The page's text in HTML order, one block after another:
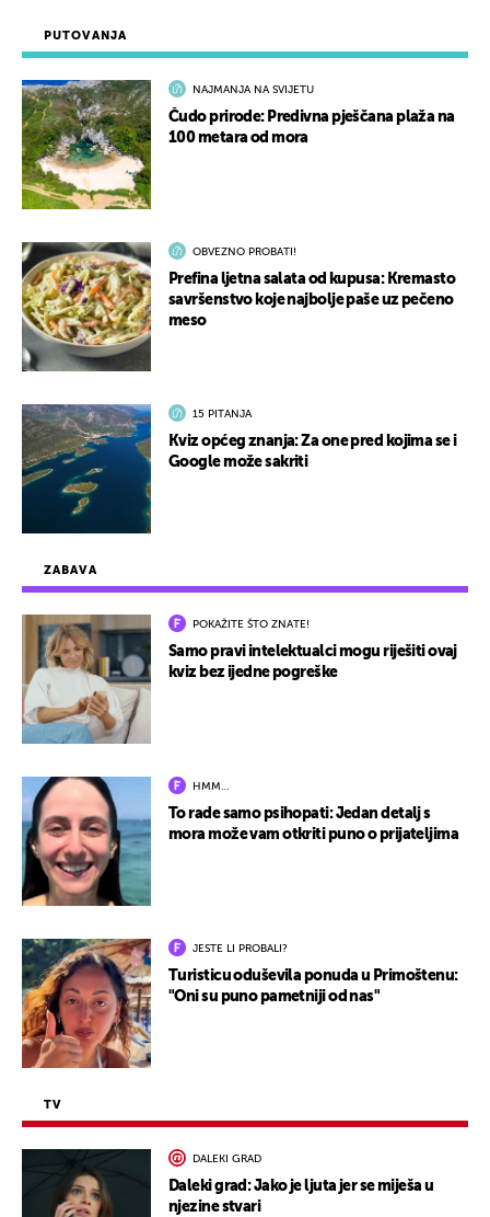
ZABAVA
POKAŽITE ŠTO ZNATE!
Samo pravi intelektualci mogu riješiti ovaj
kviz bez ijedne pogreške
HMM…
To rade samo psihopati: Jedan detalj s
mora može vam otkriti puno o prijateljima
JESTE LI PROBALI?
Turisticu oduševila ponuda u Primoštenu:
"Oni su puno pametniji od nas"
TV
DALEKI GRAD
Daleki grad: Jako je ljuta jer se miješa u
njezine stvari
PUTOVANJA
NAJMANJA NA SVIJETU
Čudo prirode: Predivna pješčana plaža na
100 metara od mora
OBVEZNO PROBATI!
Prefina ljetna salata od kupusa: Kremasto
savršenstvo koje najbolje paše uz pečeno
meso
15 PITANJA
Kviz općeg znanja: Za one pred kojima se i
Google može sakriti